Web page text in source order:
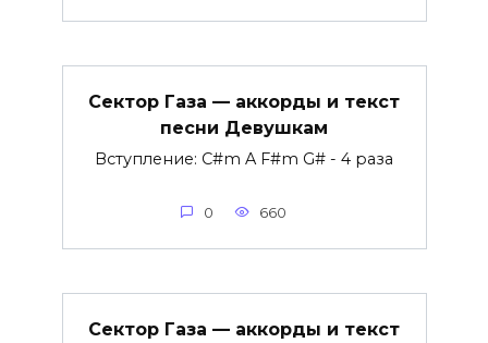
Сектор Газа — аккорды и текст
песни Девушкам
Вступление: C#m A F#m G# - 4 раза
0 660
Сектор Газа — аккорды и текст